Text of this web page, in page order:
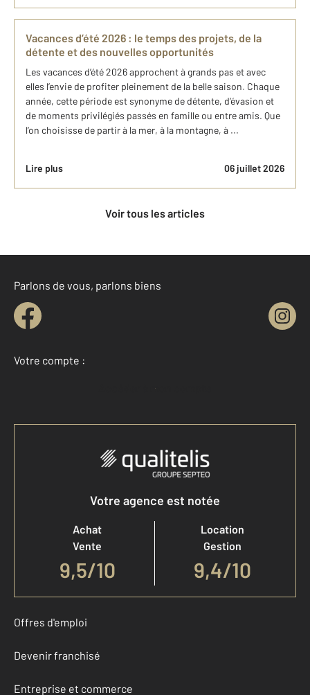
Vacances d’été 2026 : le temps des projets, de la
détente et des nouvelles opportunités
Les vacances d’été 2026 approchent à grands pas et avec
elles l’envie de profiter pleinement de la belle saison. Chaque
année, cette période est synonyme de détente, d’évasion et
de moments privilégiés passés en famille ou entre amis. Que
l’on choisisse de partir à la mer, à la montagne, à ...
Lire plus 06 juillet 2026
Voir tous les articles
Parlons de vous, parlons biens
Votre compte :
Accéder à mon compte
Votre agence est notée
Achat
Vente
9,5/10
Location
Gestion
9,4/10
Offres d'emploi
Devenir franchisé
Entreprise et commerce